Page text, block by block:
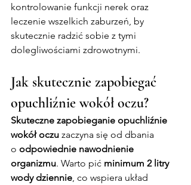
kontrolowanie funkcji nerek oraz
leczenie wszelkich zaburzeń, by
skutecznie radzić sobie z tymi
dolegliwościami zdrowotnymi.
Jak skutecznie zapobiegać
opuchliźnie wokół oczu?
Skuteczne zapobieganie opuchliźnie
wokół oczu zaczyna się od dbania
o odpowiednie nawodnienie
organizmu. Warto pić minimum 2 litry
wody dziennie , co wspiera układ